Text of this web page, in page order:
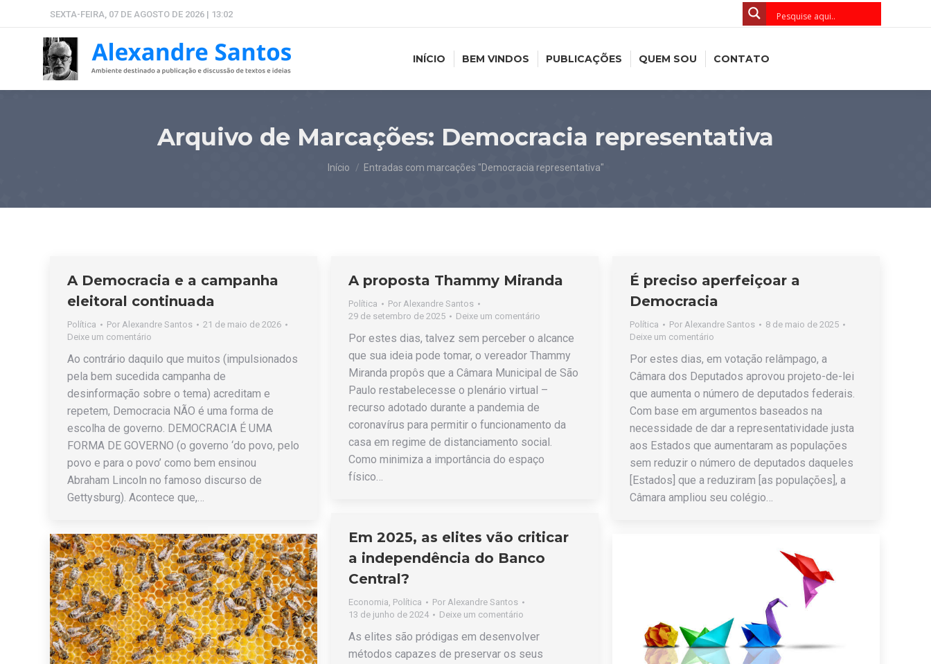
SEXTA-FEIRA, 07 DE AGOSTO DE 2026 | 13:02
INÍCIO BEM VINDOS PUBLICAÇÕES QUEM SOU CONTATO
Arquivo de Marcações: Democracia representativa
Você está aqui:
Início Entradas com marcações "Democracia representativa"
A Democracia e a campanha
eleitoral continuada
Política Por Alexandre Santos
21 de maio de 2026
Deixe um comentário
Ao contrário daquilo que muitos (impulsionados
pela bem sucedida campanha de
desinformação sobre o tema) acreditam e
repetem, Democracia NÃO é uma forma de
escolha de governo. DEMOCRACIA É UMA
FORMA DE GOVERNO (o governo ‘do povo, pelo
povo e para o povo’ como bem ensinou
Abraham Lincoln no famoso discurso de
Gettysburg). Acontece que,…
A proposta Thammy Miranda
Política Por Alexandre Santos
29 de setembro de 2025
Deixe um comentário
Por estes dias, talvez sem perceber o alcance
que sua ideia pode tomar, o vereador Thammy
Miranda propôs que a Câmara Municipal de São
Paulo restabelecesse o plenário virtual –
recurso adotado durante a pandemia de
coronavírus para permitir o funcionamento da
casa em regime de distanciamento social.
Como minimiza a importância do espaço
físico…
É preciso aperfeiçoar a
Democracia
Política Por Alexandre Santos
8 de maio de 2025
Deixe um comentário
Por estes dias, em votação relâmpago, a
Câmara dos Deputados aprovou projeto-de-lei
que aumenta o número de deputados federais.
Com base em argumentos baseados na
necessidade de dar a representatividade justa
aos Estados que aumentaram as populações
sem reduzir o número de deputados daqueles
[Estados] que a reduziram [as populações], a
Câmara ampliou seu colégio…
Em 2025, as elites vão criticar
a independência do Banco
Central?
Economia, Política Por Alexandre Santos
13 de junho de 2024
Deixe um comentário
As elites são pródigas em desenvolver
métodos capazes de preservar os seus